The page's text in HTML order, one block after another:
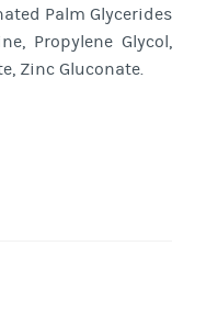
Palm Glycerides
Propylene Glycol,
Zinc Gluconate.